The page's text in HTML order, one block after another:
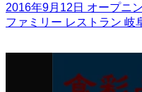
2016年9月12日 オープニ
ファミリー レストラン 岐